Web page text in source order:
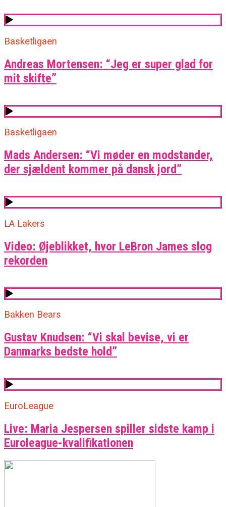
Basketligaen
Andreas Mortensen: “Jeg er super glad for
mit skifte”
Basketligaen
Mads Andersen: “Vi møder en modstander,
der sjældent kommer på dansk jord”
LA Lakers
Video: Øjeblikket, hvor LeBron James slog
rekorden
Bakken Bears
Gustav Knudsen: “Vi skal bevise, vi er
Danmarks bedste hold”
EuroLeague
Live: Maria Jespersen spiller sidste kamp i
Euroleague-kvalifikationen